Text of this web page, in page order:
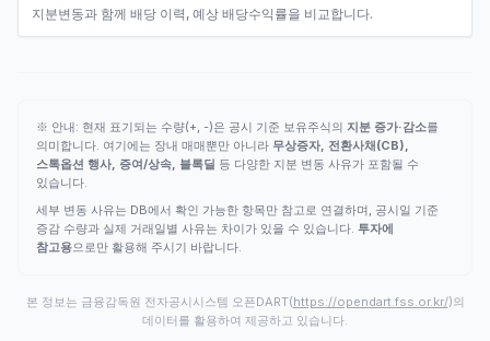
지분변동과 함께 배당 이력, 예상 배당수익률을 비교합니다.
※ 안내: 현재 표기되는 수량(+, -)은 공시 기준 보유주식의 지분 증가·감소를
의미합니다. 여기에는 장내 매매뿐만 아니라 무상증자, 전환사채(CB),
스톡옵션 행사, 증여/상속, 블록딜 등 다양한 지분 변동 사유가 포함될 수
있습니다.
세부 변동 사유는 DB에서 확인 가능한 항목만 참고로 연결하며, 공시일 기준
증감 수량과 실제 거래일별 사유는 차이가 있을 수 있습니다. 투자에
참고용으로만 활용해 주시기 바랍니다.
본 정보는 금융감독원 전자공시시스템 오픈DART(https://opendart.fss.or.kr/)의
데이터를 활용하여 제공하고 있습니다.